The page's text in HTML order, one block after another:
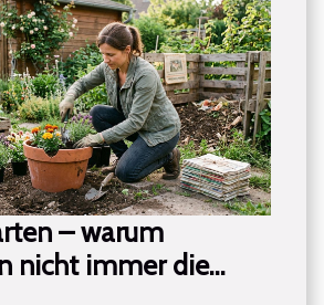
– warum
nicht immer die